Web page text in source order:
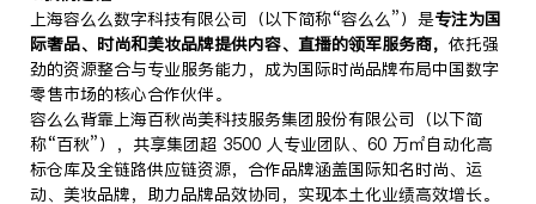
上海容么么数字科技有限公司（以下简称“容么么”）是专注为国
际奢品、时尚和美妆品牌提供内容、直播的领军服务商， 依托强
劲的资源整合与专业服务能力，成为国际时尚品牌布局中国数字
零售市场的核心合作伙伴。
容么么背靠上海百秋尚美科技服务集团股份有限公司（以下简
称“百秋”），共享集团超 3500 人专业团队、60 万㎡自动化高
标仓库及全链路供应链资源，合作品牌涵盖国际知名时尚、运
动、美妆品牌，助力品牌品效协同，实现本土化业绩高效增长。